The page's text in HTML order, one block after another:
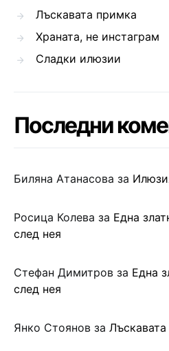
Лъскавата примка
Храната, не инстаграм
Сладки илюзии
Последни
Биляна Атанасова за
Росица Колева за Една
след нея
Стефан Димитров за Една
след нея
Янко Стоянов за